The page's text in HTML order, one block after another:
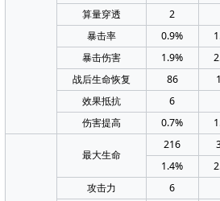
算量穿透
2
暴击率
0.9%
暴击伤害
1.9%
战后生命恢复
86
效果抵抗
6
伤害提高
0.7%
最大生命
216
1.4%
攻击力
6